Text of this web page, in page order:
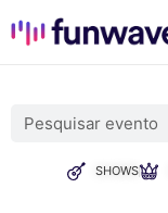
SHOWS